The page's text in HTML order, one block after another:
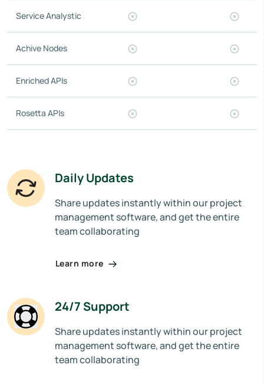
Service Analystic
Achive Nodes
Enriched APIs
Rosetta APIs
Daily Updates
Share updates instantly within our project
management software, and get the entire
team collaborating
Learn more
24/7 Support
Share updates instantly within our project
management software, and get the entire
team collaborating